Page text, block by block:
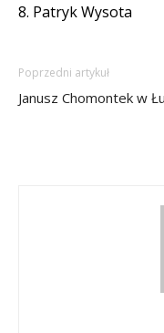
8. Patryk Wysota
Poprzedni artykuł
Janusz Chomontek w